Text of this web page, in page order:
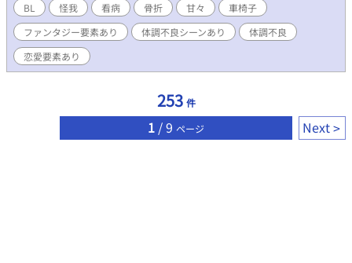
BL 怪我 看病 骨折 甘々
車椅子
ファンタジー要素あり
体調不良シーンあり
体調不良
恋愛要素あり
253 件
1 / 9 ページ Next